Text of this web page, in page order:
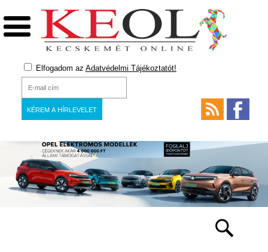
Elfogadom az Adatvédelmi Tájékoztatót!